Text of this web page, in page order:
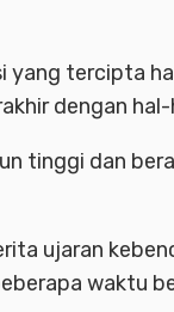
tercipta
dengan
tinggi dan
ujaran
waktu